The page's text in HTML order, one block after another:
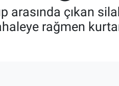
arasında çıkan
rağmen